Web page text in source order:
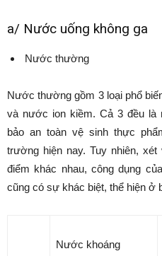
a/ Nước uống không ga
Nước thường
Nước thường gồm 3 loại phổ
và nước ion kiềm. Cả 3 đều là
bảo an toàn vệ sinh thực
trường hiện nay. Tuy nhiên,
điểm khác nhau, công dụng
cũng có sự khác biệt, thể hiện ở
Nước khoáng